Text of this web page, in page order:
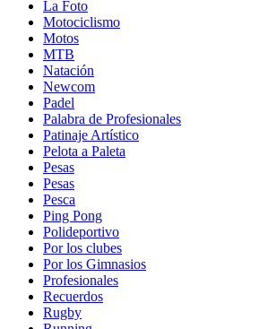
La Foto
Motociclismo
Motos
MTB
Natación
Newcom
Padel
Palabra de Profesionales
Patinaje Artístico
Pelota a Paleta
Pesas
Pesas
Pesca
Ping Pong
Polideportivo
Por los clubes
Por los Gimnasios
Profesionales
Recuerdos
Rugby